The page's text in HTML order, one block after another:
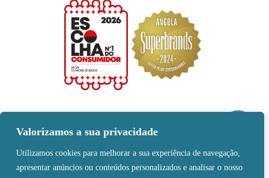
Valorizamos a sua privacidade
Utilizamos cookies para melhorar a sua experiência de navegação,
apresentar anúncios ou conteúdos personalizados e analisar o nosso
MÉTODOS DE PAGAMENTO